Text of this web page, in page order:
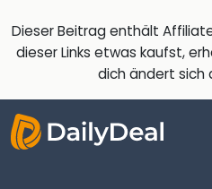
Dieser Beitrag enthält
dieser Links etwas kaufst,
dich ändert sich